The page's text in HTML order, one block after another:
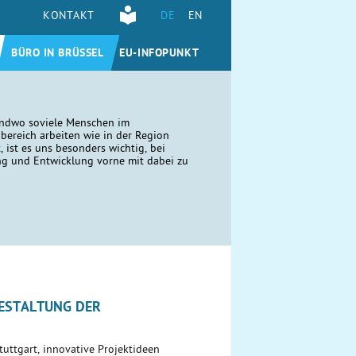
KONTAKT DE EN
BÜRO IN BRÜSSEL EU-INFOPUNKT
soviele Menschen im
arbeiten wie in der Region
ist es uns besonders wichtig, bei
und Entwicklung vorne mit dabei zu
DER
innovative Projektideen